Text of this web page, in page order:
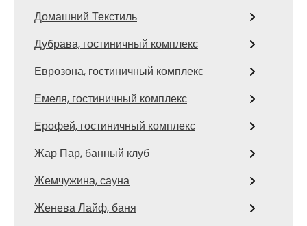
Домашний Текстиль
Дубрава, гостиничный комплекс
Еврозона, гостиничный комплекс
Емеля, гостиничный комплекс
Ерофей, гостиничный комплекс
Жар Пар, банный клуб
Жемчужина, сауна
Женева Лайф, баня